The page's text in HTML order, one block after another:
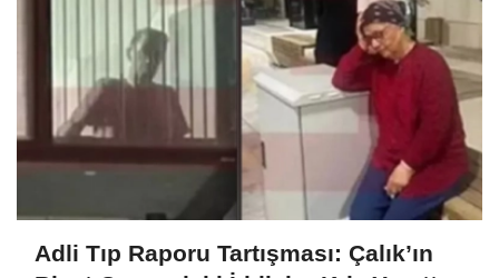
Adli Tıp Raporu Tartışması: Çalık’ın